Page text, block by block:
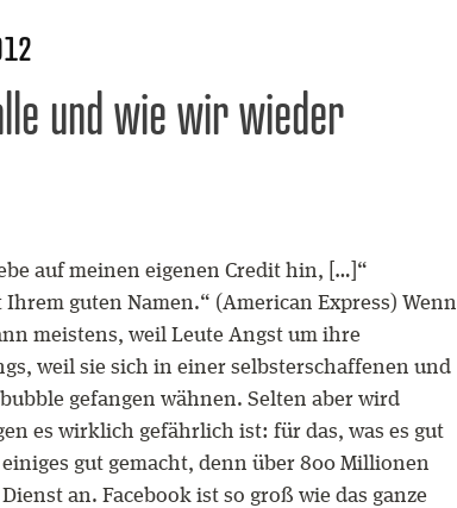
und wie wir wieder
auf meinen eigenen Credit hin, […]“
guten Namen.“ (American Express) Wenn
meistens, weil Leute Angst um ihre
weil sie sich in einer selbsterschaffenen und
gefangen wähnen. Selten aber wird
es wirklich gefährlich ist: für das, was es gut
gut gemacht, denn über 800 Millionen
an. Facebook ist so groß wie das ganze